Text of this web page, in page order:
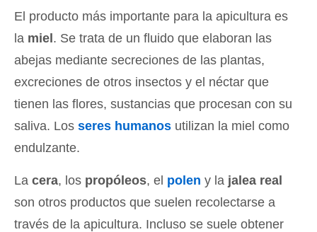
El producto más importante para la apicultura es
la miel. Se trata de un fluido que elaboran las
abejas mediante secreciones de las plantas,
excreciones de otros insectos y el néctar que
tienen las flores, sustancias que procesan con su
saliva. Los seres humanos utilizan la miel como
endulzante.
La cera, los propóleos, el polen y la jalea real
son otros productos que suelen recolectarse a
través de la apicultura. Incluso se suele obtener